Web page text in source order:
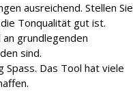
ausreichend. Stellen Sie
Tonqualität gut ist.
grundlegenden
sind.
Spass. Das Tool hat viele